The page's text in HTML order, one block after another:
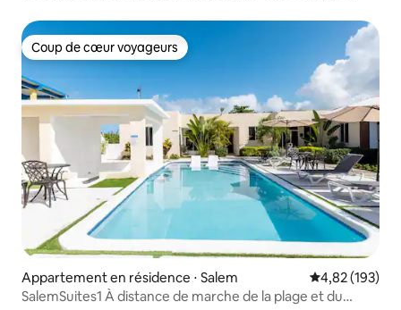
Coup de cœur voyageurs
Coup de cœur voyageurs
Appartement en résidence ⋅ Salem Évaluation
4,82 (193)
SalemSuites1 À distance de marche de la plage et du